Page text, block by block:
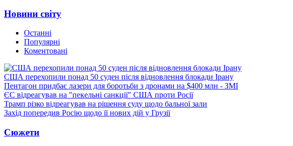
Новини світу
Останні
Популярні
Коментовані
США перехопили понад 50 суден після відновлення блокади Ірану
Пентагон придбає лазери для боротьби з дронами на $400 млн - ЗМІ
ЄС відреагував на "пекельні санкції" США проти Росії
Трамп різко відреагував на рішення суду щодо бальної зали
Захід попередив Росію щодо її нових дій у Грузії
Сюжети